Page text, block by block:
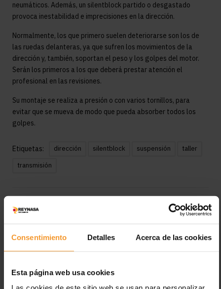
Consentimiento Detalles Acerca de las cookies
Esta página web usa cookies
neumáticos. Además, un silentblock partido o desgastado
provoca inestabilidad e imprecisiones en la dirección.
Normalmente, los que primero suelen deteriorarse son los de
las ruedas delanteras, ya que sufren los movimientos de la
dirección y, también, soportan el peso y los golpes del motor.
Serán los primeros a los que deberá prestar atención el
profesional en las revisiones.
Su montaje se realiza a presión o con varios tornillos, para
evitar que se mueva de modo que pueda absorber todos los
golpes.
Etiquetas: dirección silentblock suspensión
taller
transmisión